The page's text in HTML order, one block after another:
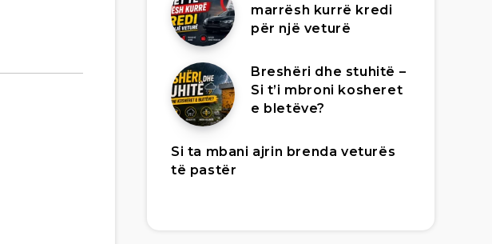
marrësh kurrë kredi
për një veturë
Breshëri dhe stuhitë –
Si t’i mbroni kosheret
e bletëve?
Si ta mbani ajrin brenda veturës
të pastër